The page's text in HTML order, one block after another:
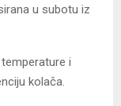
u subotu iz
i
kolača.